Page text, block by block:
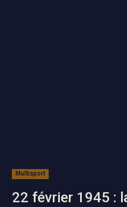
Multisport
22 février 1945 :